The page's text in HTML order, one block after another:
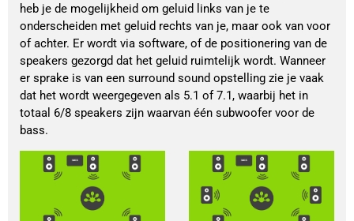
heb je de mogelijkheid om geluid links van je te
onderscheiden met geluid rechts van je, maar ook van voor
of achter. Er wordt via software, of de positionering van de
speakers gezorgd dat het geluid ruimtelijk wordt. Wanneer
er sprake is van een surround sound opstelling zie je vaak
dat het wordt weergegeven als 5.1 of 7.1, waarbij het in
totaal 6/8 speakers zijn waarvan één subwoofer voor de
bass.